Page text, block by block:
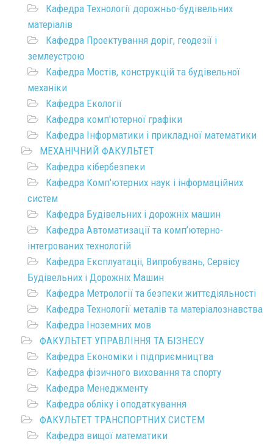
Кафедра Технології дорожньо-будівельних
матеріалів
Кафедра Проектування доріг, геодезії і
землеустрою
Кафедра Мостів, конструкцій та будівельної
механіки
Кафедра Екології
Кафедра комп'ютерної графіки
Кафедра Інформатики і прикладної математики
МЕХАНІЧНИЙ ФАКУЛЬТЕТ
Кафедра кібербезпеки
Кафедра Комп'ютерних наук і інформаційних
систем
Кафедра Будівельних і дорожніх машин
Кафедра Автоматизації та комп’ютерно-
інтегрованих технологій
Кафедра Експлуатаціі, Випробувань, Сервісу
Будівельних і Дорожніх Машин
Кафедра Метрології та безпеки життєдіяльності
Кафедра Технології металів та матеріалознавства
Кафедра Іноземних мов
ФАКУЛЬТЕТ УПРАВЛІННЯ ТА БІЗНЕСУ
Кафедра Економіки і підприємництва
Кафедра фізичного виховання та спорту
Кафедра Менеджменту
Кафедра обліку і оподаткування
ФАКУЛЬТЕТ ТРАНСПОРТНИХ СИСТЕМ
Кафедра вищої математики